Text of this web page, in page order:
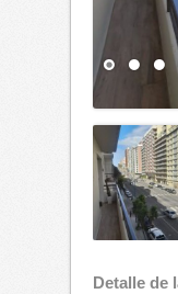
Detalle de